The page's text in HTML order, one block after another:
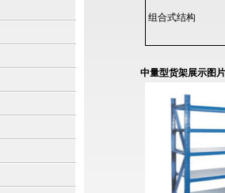
组合式结构
中量型货架展示图